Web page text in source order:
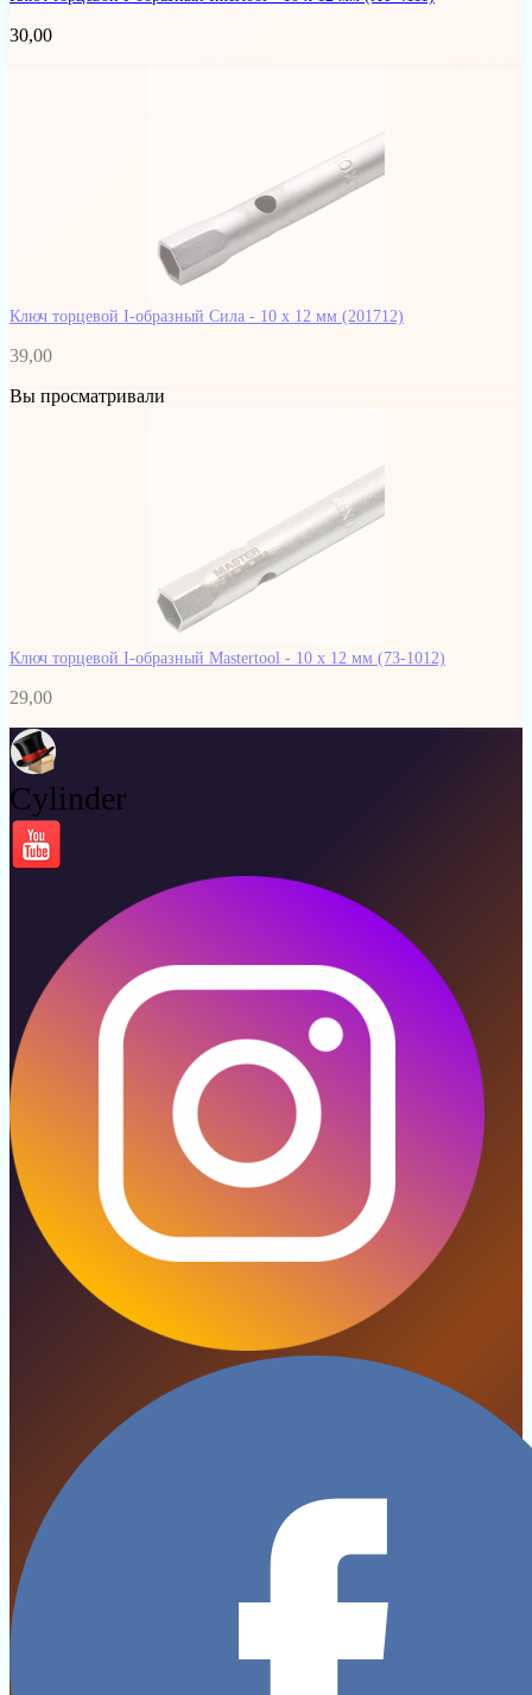
30,00
Ключ торцевой I-образный Сила - 10 x 12 мм (201712)
39,00
Вы просматривали
Ключ торцевой I-образный Mastertool - 10 х 12 мм (73-1012)
29,00
Cylinder